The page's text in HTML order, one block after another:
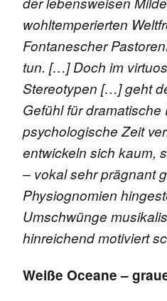
wohltemperierten
Fontanescher
tun. […]Doch im
Stereotypen […] geht
Gefühl für dramatische
psychologische Zeit
entwickeln sich kaum,
– vokal sehr prägnant
Physiognomien
Umschwünge
hinreichend motiviert
Weiße Oceane –